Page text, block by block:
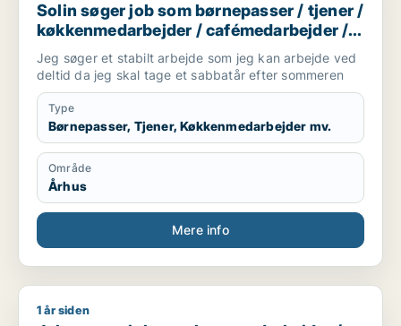
Solin søger job som børnepasser / tjener /
køkkenmedarbejder / cafémedarbejder /
butiksmedarbejder
Jeg søger et stabilt arbejde som jeg kan arbejde ved
deltid da jeg skal tage et sabbatår efter sommeren
Type
Børnepasser, Tjener, Køkkenmedarbejder mv.
Område
Århus
Mere info
John søger job som lagermedarbejder / bud /
1 år siden